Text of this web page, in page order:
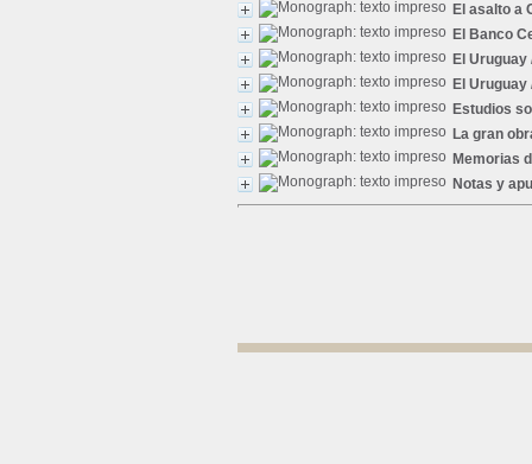
El asalto a
El Banco
El Uruguay
El Uruguay
Estudios
La gran
Memorias
Notas y